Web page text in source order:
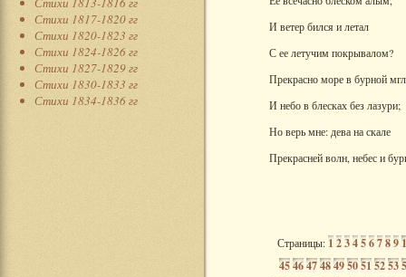
Стихи 1817-1820 гг
Стихи 1820-1823 гг
Стихи 1824-1826 гг
Стихи 1827-1829 гг
Стихи 1830-1833 гг
Стихи 1834-1836 гг
И ветер бился и летал
С ее летучим покрывалом?
Прекрасно море в бурной
И небо в блесках без лазури;
Но верь мне: дева на скале
Прекрасней волн, небес и
Страницы:1 23456789
454647484950515253